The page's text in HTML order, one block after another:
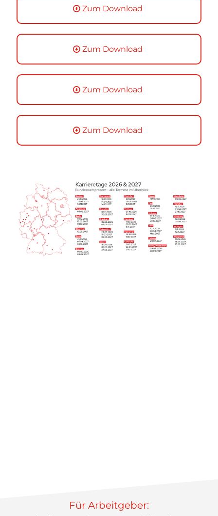
Zum Download
Zum Download
Zum Download
Zum Download
Für Arbeitgeber: